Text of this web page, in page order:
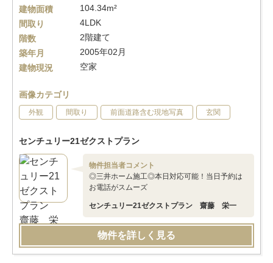
建物面積
104.34m²
間取り
4LDK
階数
2階建て
築年月
2005年02月
建物現況
空家
画像カテゴリ
外観 間取り 前面道路含む現地写真 玄関
センチュリー21ゼクストプラン
物件担当者コメント
◎三井ホーム施工◎本日対応可能！当日予約は
お電話がスムーズ
センチュリー21ゼクストプラン 齋藤 栄一
物件を詳しく見る